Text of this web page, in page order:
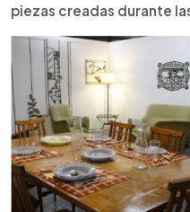
piezas creadas durante